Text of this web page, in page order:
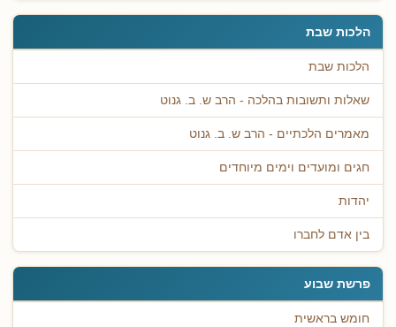
הלכות שבת
הלכות שבת
שאלות ותשובות בהלכה - הרב ש. ב. גנוט
מאמרים הלכתיים - הרב ש. ב. גנוט
חגים ומועדים וימים מיוחדים
יהדות
בין אדם לחברו
פרשת שבוע
חומש בראשית